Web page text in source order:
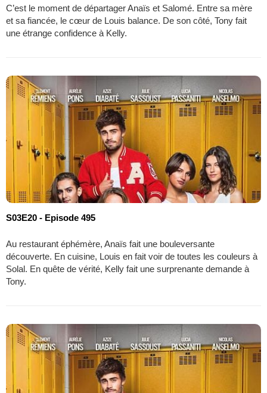
C’est le moment de départager Anaïs et Salomé. Entre sa mère
et sa fiancée, le cœur de Louis balance. De son côté, Tony fait
une étrange confidence à Kelly.
S03E20 - Episode 495
Au restaurant éphémère, Anaïs fait une bouleversante
découverte. En cuisine, Louis en fait voir de toutes les couleurs à
Solal. En quête de vérité, Kelly fait une surprenante demande à
Tony.